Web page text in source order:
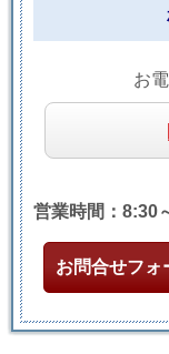
お
営業時間：8:30
お問合せフォ